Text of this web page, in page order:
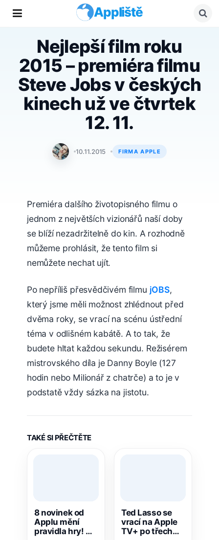
Appliště
Nejlepší film roku
2015 – premiéra filmu
Steve Jobs v českých
kinech už ve čtvrtek
12. 11.
Tomáš Svoboda
10.11.2015 FIRMA APPLE
Premiéra dalšího životopisného filmu o
jednom z největších vizionářů naší doby
se blíží nezadržitelně do kin. A rozhodně
můžeme prohlásit, že tento film si
nemůžete nechat ujít.
Po nepříliš přesvědčivém filmu jOBS,
který jsme měli možnost zhlédnout před
dvěma roky, se vrací na scénu ústřední
téma v odlišném kabátě. A to tak, že
budete hltat každou sekundu. Režisérem
mistrovského díla je Danny Boyle (127
hodin nebo Milionář z chatrče) a to je v
podstatě vždy sázka na jistotu.
TAKÉ SI PŘEČTĚTE
8 novinek od
Applu mění
pravidla hry! Co
Ted Lasso se
vrací na Apple
TV+ po třech